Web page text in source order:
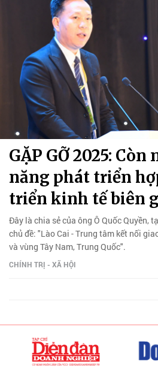
GẶP GỠ 2025:
năng phát triển
triển kinh tế biên
Đây là chia sẻ của ông Ô Quốc Quyền,
chủ đề: "Lào Cai - Trung tâm kết nối
và vùng Tây Nam, Trung Quốc".
CHÍNH TRỊ - XÃ HỘI